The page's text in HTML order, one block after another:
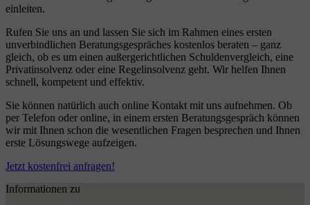
einleiten.
Rufen Sie uns an und lassen Sie sich im Rahmen eines ersten
unverbindlichen Beratungsgespräches kostenlos beraten – ganz
gleich, ob es um einen außergerichtlichen Schuldenvergleich, eine
Privatinsolvenz oder eine Regelinsolvenz geht. Wir helfen Ihnen
schnell, kompetent und effektiv.
Sie können natürlich auch online Kontakt mit uns aufnehmen. Ob
per Telefon oder online, in einem ersten Beratungsgespräch können
wir mit Ihnen schon die wesentlichen Fragen besprechen und Ihnen
erste Lösungswege aufzeigen.
Jetzt kostenfrei anfragen!
Informationen zu